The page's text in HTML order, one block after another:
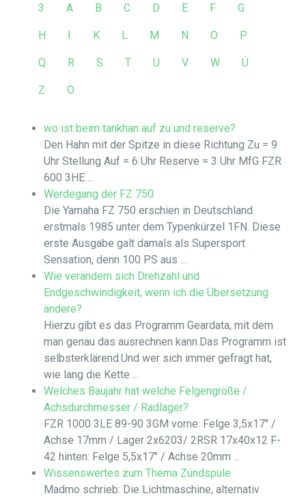
3 A B C D E F G
H I K L M N O P
Q R S T U V W Ü
Z Ö
wo ist beim tankhan auf zu und reserve?
Den Hahn mit der Spitze in diese Richtung Zu = 9
Uhr Stellung Auf = 6 Uhr Reserve = 3 Uhr MfG FZR
600 3HE ...
Werdegang der FZ 750
Die Yamaha FZ 750 erschien in Deutschland
erstmals 1985 unter dem Typenkürzel 1FN. Diese
erste Ausgabe galt damals als Supersport
Sensation, denn 100 PS aus ...
Wie verändern sich Drehzahl und
Endgeschwindigkeit, wenn ich die Übersetzung
ändere?
Hierzu gibt es das Programm Geardata, mit dem
man genau das ausrechnen kann.Das Programm ist
selbsterklärend.Und wer sich immer gefragt hat,
wie lang die Kette ...
Welches Baujahr hat welche Felgengröße /
Achsdurchmesser / Radlager?
FZR 1000 3LE 89-90 3GM vorne: Felge 3,5x17" /
Achse 17mm / Lager 2x6203/ 2RSR 17x40x12 F-
42 hinten: Felge 5,5x17" / Achse 20mm ...
Wissenswertes zum Thema Zündspule
Madmo schrieb: Die Lichtmaschine, alternativ